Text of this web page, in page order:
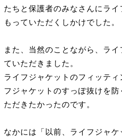
たちと保護者のみなさんにラ
もっていただくしかけでした。
また、当然のことながら、ラ
ていただきました。
ライフジャケットのフィッテ
フジャケットのすっぽ抜けを
ただきたかったのです。
なかには「以前、ライフジャ